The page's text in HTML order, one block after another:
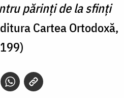
părinţi de la sfinţi
Cartea Ortodoxă,